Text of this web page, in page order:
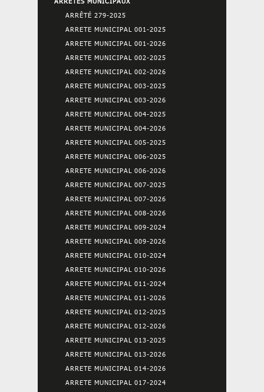
ARRÊTÉ 279-2025
ARRETE MUNICIPAL 001-2025
ARRETE MUNICIPAL 001-2026
ARRETE MUNICIPAL 002-2025
ARRETE MUNICIPAL 002-2026
ARRETE MUNICIPAL 003-2025
ARRETE MUNICIPAL 003-2026
ARRETE MUNICIPAL 004-2025
ARRETE MUNICIPAL 004-2026
ARRETE MUNICIPAL 005-2025
ARRETE MUNICIPAL 006-2025
ARRETE MUNICIPAL 006-2026
ARRETE MUNICIPAL 007-2025
ARRETE MUNICIPAL 007-2026
ARRETE MUNICIPAL 008-2026
ARRETE MUNICIPAL 009-2024
ARRETE MUNICIPAL 009-2026
ARRETE MUNICIPAL 010-2024
ARRETE MUNICIPAL 010-2026
ARRETE MUNICIPAL 011-2024
ARRETE MUNICIPAL 011-2026
ARRETE MUNICIPAL 012-2025
ARRETE MUNICIPAL 012-2026
ARRETE MUNICIPAL 013-2025
ARRETE MUNICIPAL 013-2026
ARRETE MUNICIPAL 014-2026
ARRETE MUNICIPAL 017-2024